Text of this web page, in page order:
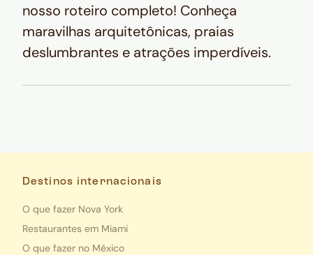
nosso roteiro completo! Conheça
maravilhas arquitetônicas, praias
deslumbrantes e atrações imperdíveis.
Destinos internacionais
O que fazer Nova York
Restaurantes em Miami
O que fazer no México